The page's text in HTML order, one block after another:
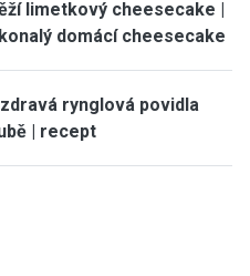
limetkový cheesecake |
domácí cheesecake
rynglová povidla
| recept